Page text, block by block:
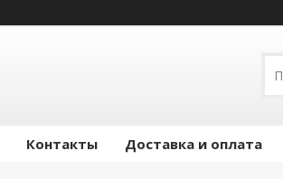
Контакты Доставка и оплата